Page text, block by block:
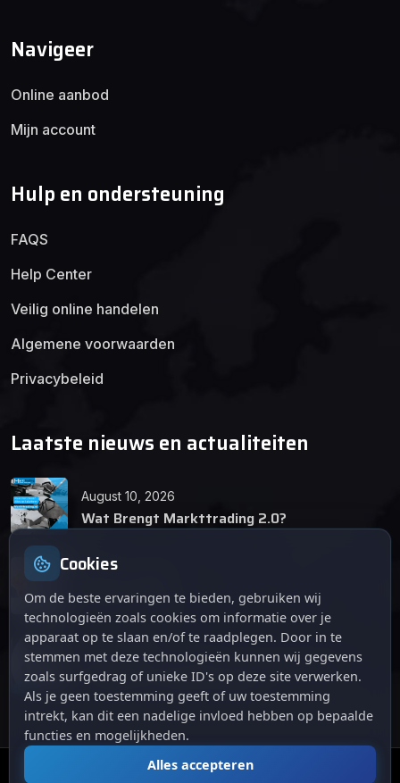
Navigeer
Online aanbod
Mijn account
Hulp en ondersteuning
FAQS
Help Center
Veilig online handelen
Algemene voorwaarden
Privacybeleid
Laatste nieuws en actualiteiten
August 10, 2026
Wat Brengt Markttrading 2.0?
Tips en Tricks
April 12, 2026
De opkomst van Markttrading 2.0: Een
revolutie in online handelen.
Markttrading. Alle rechten voorbehouden.
Cookies
Om de beste ervaringen te bieden, gebruiken wij
technologieën zoals cookies om informatie over je
apparaat op te slaan en/of te raadplegen. Door in te
stemmen met deze technologieën kunnen wij gegevens
zoals surfgedrag of unieke ID's op deze site verwerken.
Als je geen toestemming geeft of uw toestemming
intrekt, kan dit een nadelige invloed hebben op bepaalde
functies en mogelijkheden.
Alles accepteren